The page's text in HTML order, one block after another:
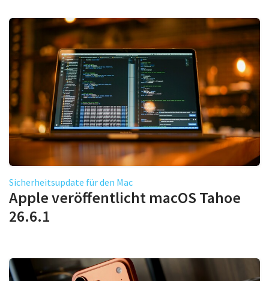
Sicherheitsupdate für den Mac
Apple veröffentlicht macOS Tahoe
26.6.1